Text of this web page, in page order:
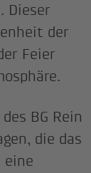
Dieser
der
Feier
BG Rein
die das
eine